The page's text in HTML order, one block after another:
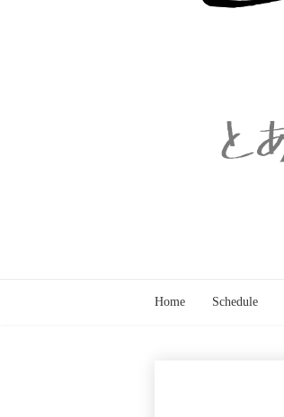
Home Schedule